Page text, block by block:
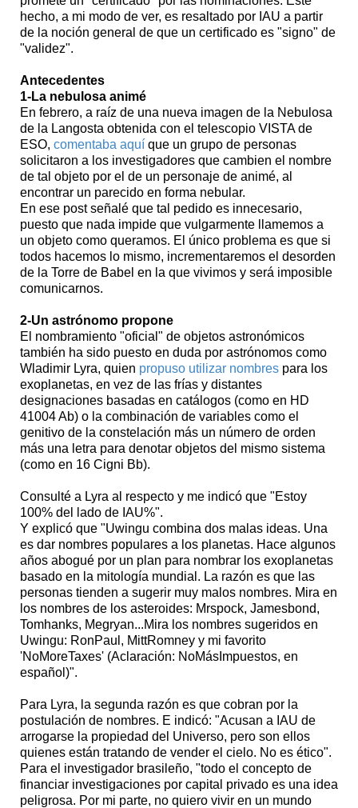
hecho, a mi modo de ver, es resaltado por IAU a partir
de la noción general de que un certificado es "signo" de
"validez".
Antecedentes
1-La nebulosa animé
En febrero, a raíz de una nueva imagen de la Nebulosa
de la Langosta obtenida con el telescopio VISTA de
ESO, comentaba aquí que un grupo de personas
solicitaron a los investigadores que cambien el nombre
de tal objeto por el de un personaje de animé, al
encontrar un parecido en forma nebular.
En ese post señalé que tal pedido es innecesario,
puesto que nada impide que vulgarmente llamemos a
un objeto como queramos. El único problema es que si
todos hacemos lo mismo, incrementaremos el desorden
de la Torre de Babel en la que vivimos y será imposible
comunicarnos.
2-Un astrónomo propone
El nombramiento "oficial" de objetos astronómicos
también ha sido puesto en duda por astrónomos como
Wladimir Lyra, quien propuso utilizar nombres para los
exoplanetas, en vez de las frías y distantes
designaciones basadas en catálogos (como en HD
41004 Ab) o la combinación de variables como el
genitivo de la constelación más un número de orden
más una letra para denotar objetos del mismo sistema
(como en 16 Cigni Bb).
Consulté a Lyra al respecto y me indicó que "Estoy
100% del lado de IAU%".
Y explicó que "Uwingu combina dos malas ideas. Una
es dar nombres populares a los planetas. Hace algunos
años abogué por un plan para nombrar los exoplanetas
basado en la mitología mundial. La razón es que las
personas tienden a sugerir muy malos nombres. Mira en
los nombres de los asteroides: Mrspock, Jamesbond,
Tomhanks, Megryan...Mira los nombres sugeridos en
Uwingu: RonPaul, MittRomney y mi favorito
'NoMoreTaxes' (Aclaración: NoMásImpuestos, en
español)".
Para Lyra, la segunda razón es que cobran por la
postulación de nombres. E indicó: "Acusan a IAU de
arrogarse la propiedad del Universo, pero son ellos
quienes están tratando de vender el cielo. No es ético".
Para el investigador brasileño, "todo el concepto de
financiar investigaciones por capital privado es una idea
peligrosa. Por mi parte, no quiero vivir en un mundo